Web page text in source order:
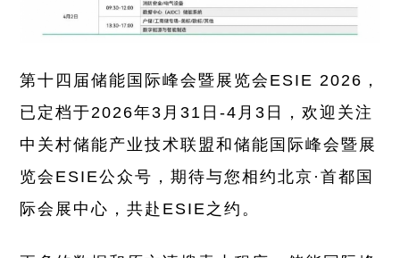
第十四届储能国际峰会暨展览会ESIE 2026，
已定档于2026年3月31日-4月3日，欢迎关注
中关村储能产业技术联盟和储能国际峰会暨展
览会ESIE公众号，期待与您相约北京·首都国
际会展中心，共赴ESIE之约。